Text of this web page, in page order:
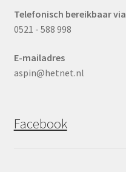
Telefonisch bereikbaar via
0521 - 588 998
E-mailadres
aspin@hetnet.nl
Facebook